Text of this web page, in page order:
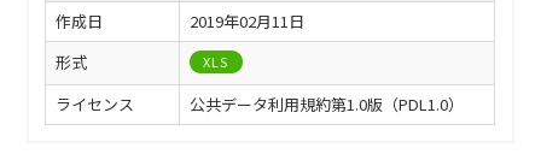
作成日
2019年02月11日
形式
XLS
ライセンス 公共データ利用規約第1.0版（PDL1.0）